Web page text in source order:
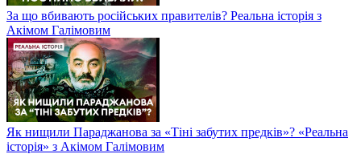
За що вбивають російських правителів? Реальна історія з
Акімом Галімовим
Як нищили Параджанова за «Тіні забутих предків»? «Реальна
історія» з Акімом Галімовим